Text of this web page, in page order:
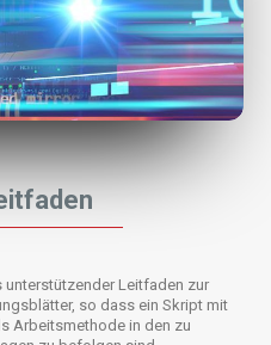
Leitfaden zur
so dass ein Skript mit
Arbeitsmethode in den zu